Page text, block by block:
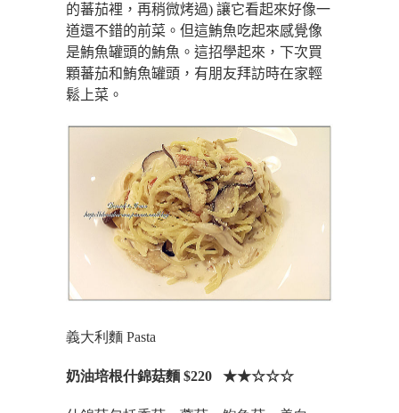
的蕃茄裡，再稍微烤過) 讓它看起來好像一
道還不錯的前菜。但這鮪魚吃起來感覺像
是鮪魚罐頭的鮪魚。這招學起來，下次買
顆蕃茄和鮪魚罐頭，有朋友拜訪時在家輕
鬆上菜。
義大利麵 Pasta
奶油培根什錦菇麵 $220 ★★☆☆☆